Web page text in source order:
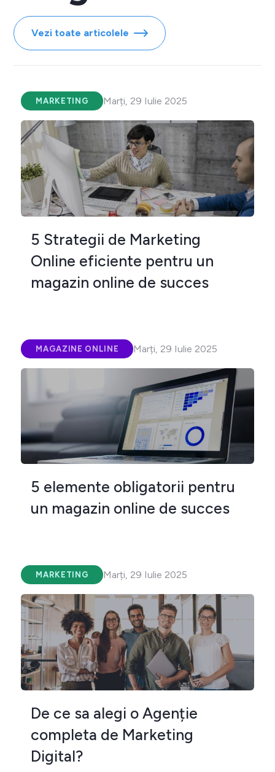
Vezi toate articolele
MARKETING Marți, 29 Iulie 2025
5 Strategii de Marketing
Online eficiente pentru un
magazin online de succes
MAGAZINE ONLINE Marți, 29 Iulie 2025
5 elemente obligatorii pentru
un magazin online de succes
MARKETING Marți, 29 Iulie 2025
De ce sa alegi o Agenție
completa de Marketing
Digital?